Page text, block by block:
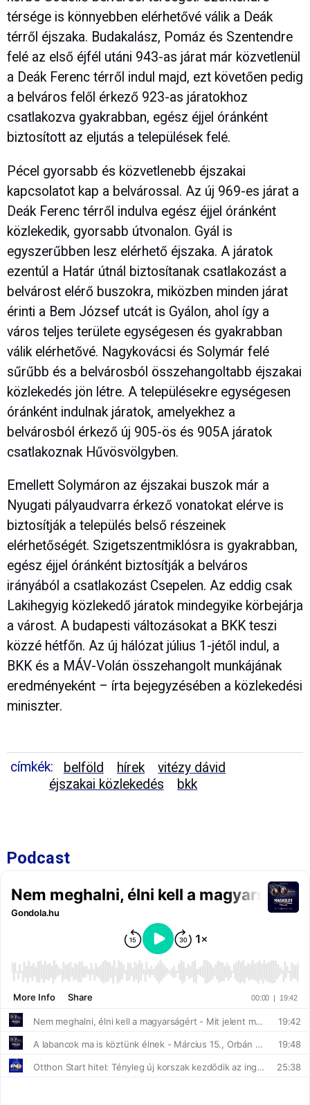
térsége is könnyebben elérhetővé válik a Deák
térről éjszaka. Budakalász, Pomáz és Szentendre
felé az első éjfél utáni 943-as járat már közvetlenül
a Deák Ferenc térről indul majd, ezt követően pedig
a belváros felől érkező 923-as járatokhoz
csatlakozva gyakrabban, egész éjjel óránként
biztosított az eljutás a települések felé.
Pécel gyorsabb és közvetlenebb éjszakai
kapcsolatot kap a belvárossal. Az új 969-es járat a
Deák Ferenc térről indulva egész éjjel óránként
közlekedik, gyorsabb útvonalon. Gyál is
egyszerűbben lesz elérhető éjszaka. A járatok
ezentúl a Határ útnál biztosítanak csatlakozást a
belvárost elérő buszokra, miközben minden járat
érinti a Bem József utcát is Gyálon, ahol így a
város teljes területe egységesen és gyakrabban
válik elérhetővé. Nagykovácsi és Solymár felé
sűrűbb és a belvárosból összehangoltabb éjszakai
közlekedés jön létre. A településekre egységesen
óránként indulnak járatok, amelyekhez a
belvárosból érkező új 905-ös és 905A járatok
csatlakoznak Hűvösvölgyben.
Emellett Solymáron az éjszakai buszok már a
Nyugati pályaudvarra érkező vonatokat elérve is
biztosítják a település belső részeinek
elérhetőségét. Szigetszentmiklósra is gyakrabban,
egész éjjel óránként biztosítják a belváros
irányából a csatlakozást Csepelen. Az eddig csak
Lakihegyig közlekedő járatok mindegyike körbejárja
a várost. A budapesti változásokat a BKK teszi
közzé hétfőn. Az új hálózat július 1-jétől indul, a
BKK és a MÁV-Volán összehangolt munkájának
eredményeként – írta bejegyzésében a közlekedési
miniszter.
címkék: belföld hírek
vitézy dávid
éjszakai közlekedés
bkk
Podcast